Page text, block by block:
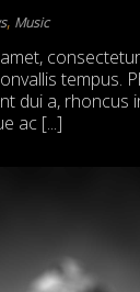
, Music
tempus.
dui a, rhoncus
ac [...]